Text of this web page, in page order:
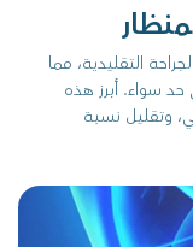
التقليدية، مما
حد سواء. أبرز هذه
وتقليل نسبة